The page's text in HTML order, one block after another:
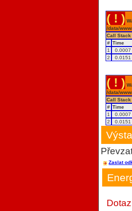
( ! )
/data/
Call Stack
# Time
1
0.0007
2
0.0151
( ! )
/data/
Call Stack
# Time
1
0.0007
2
0.0151
Zaslat